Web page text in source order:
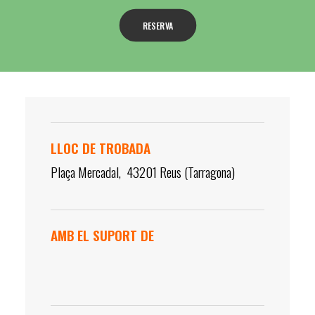
RESERVA
LLOC DE TROBADA
Plaça Mercadal, 43201 Reus (Tarragona)
AMB EL SUPORT DE